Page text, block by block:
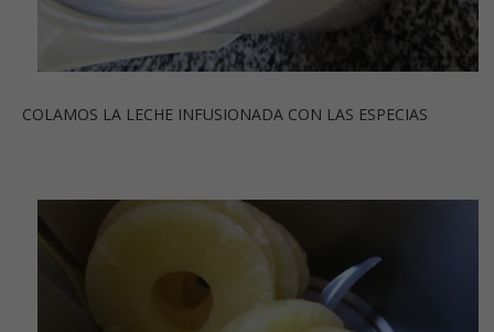
COLAMOS LA LECHE INFUSIONADA CON LAS ESPECIAS